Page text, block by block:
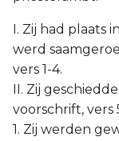
I. Zij had plaats
werd
vers 1-4.
II. Zij
voorschrift, vers
1. Zij werden